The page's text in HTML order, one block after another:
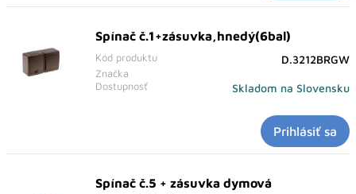
Spínač č.1+zásuvka,hnedý(6bal)
Značka
Kód produktu D.3212BRGW
Dostupnosť Skladom na Slovensku
Prihlásiť sa
Spínač č.5 + zásuvka dymová